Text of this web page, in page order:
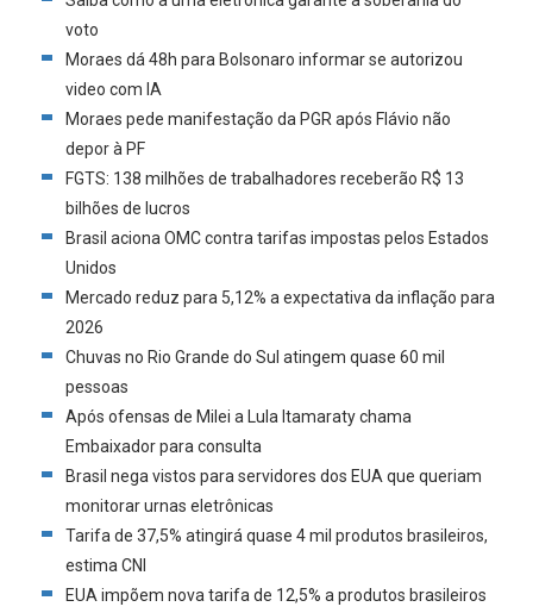
voto
Moraes dá 48h para Bolsonaro informar se autorizou
video com IA
Moraes pede manifestação da PGR após Flávio não
depor à PF
FGTS: 138 milhões de trabalhadores receberão R$ 13
bilhões de lucros
Brasil aciona OMC contra tarifas impostas pelos Estados
Unidos
Mercado reduz para 5,12% a expectativa da inflação para
2026
Chuvas no Rio Grande do Sul atingem quase 60 mil
pessoas
Após ofensas de Milei a Lula Itamaraty chama
Embaixador para consulta
Brasil nega vistos para servidores dos EUA que queriam
monitorar urnas eletrônicas
Tarifa de 37,5% atingirá quase 4 mil produtos brasileiros,
estima CNI
EUA impõem nova tarifa de 12,5% a produtos brasileiros